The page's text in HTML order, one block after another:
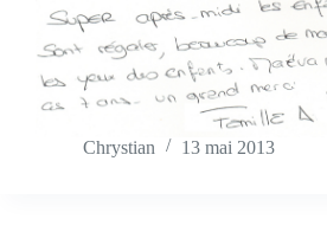
Chrystian 13 mai 2013